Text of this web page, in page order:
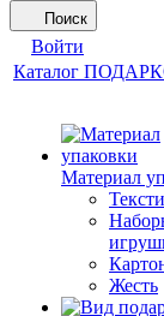
Поиск
Войти
Каталог
Материал
Жесть